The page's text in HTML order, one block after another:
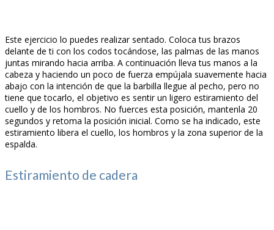
Este ejercicio lo puedes realizar sentado. Coloca tus brazos
delante de ti con los codos tocándose, las palmas de las manos
juntas mirando hacia arriba. A continuación lleva tus manos a la
cabeza y haciendo un poco de fuerza empújala suavemente hacia
abajo con la intención de que la barbilla llegue al pecho, pero no
tiene que tocarlo, el objetivo es sentir un ligero estiramiento del
cuello y de los hombros. No fuerces esta posición, mantenla 20
segundos y retoma la posición inicial. Como se ha indicado, este
estiramiento libera el cuello, los hombros y la zona superior de la
espalda.
Estiramiento de cadera